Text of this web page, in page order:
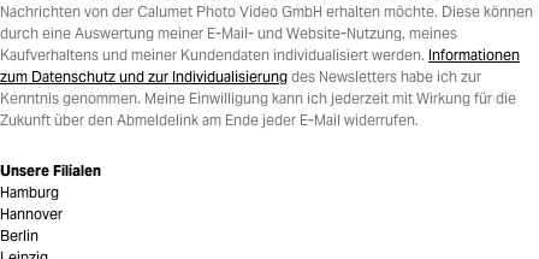
Nachrichten von der Calumet Photo Video GmbH erhalten möchte. Diese können
durch eine Auswertung meiner E-Mail- und Website-Nutzung, meines
Kaufverhaltens und meiner Kundendaten individualisiert werden. Informationen
zum Datenschutz und zur Individualisierung des Newsletters habe ich zur
Kenntnis genommen. Meine Einwilligung kann ich jederzeit mit Wirkung für die
Zukunft über den Abmeldelink am Ende jeder E-Mail widerrufen.
Unsere Filialen
Hamburg
Hannover
Berlin